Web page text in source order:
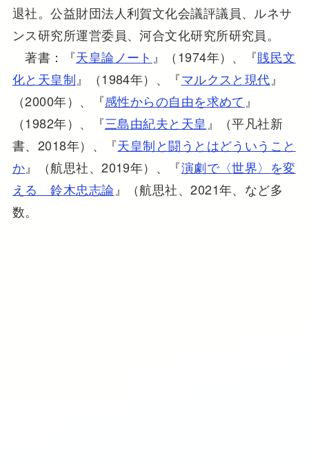
退社。公益財団法人利賀文化会議評議員、ルネサ
ンス研究所運営委員、河合文化研究所研究員。
著書：『天皇論ノート 』（1974年）、『賎民文
化と天皇制 』（1984年）、『マルクスと現代 』
（2000年）、『感性からの自由を求めて 』
（1982年）、『三島由紀夫と天皇 』（平凡社新
書、2018年）、『天皇制と闘うとはどういうこと
か』（航思社、2019年）、『演劇で〈世界〉を変
える 鈴木忠志論 』（航思社、2021年、など多
数。